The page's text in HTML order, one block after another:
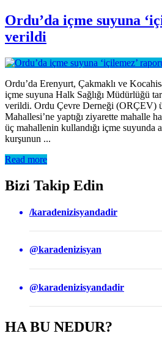
Ordu’da içme suyuna
verildi
Ordu’da Erenyurt, Çakmaklı ve
içme suyuna Halk Sağlığı Müdürlüğü
verildi. Ordu Çevre Derneği (ORÇEV)
Mahallesi’ne yaptığı ziyarette mahalle
üç mahallenin kullandığı içme suyunda
kurşunun ...
Read more
Bizi Takip Edin
/karadenizisyandadir
@karadenizisyan
@karadenizisyandadir
HA BU NEDUR?